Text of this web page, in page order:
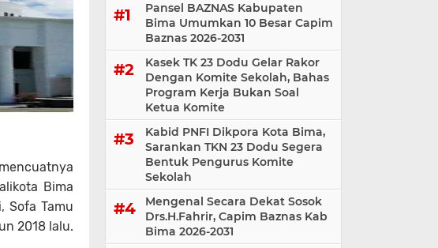
Bima
Sofa Tamu
2018 lalu.
Pansel BAZNAS Kabupaten
Bima Umumkan 10 Besar Capim
Baznas 2026-2031
Kasek TK 23 Dodu Gelar Rakor
Dengan Komite Sekolah, Bahas
Program Kerja Bukan Soal
Ketua Komite
Kabid PNFI Dikpora Kota Bima,
Sarankan TKN 23 Dodu Segera
Bentuk Pengurus Komite
Sekolah
Mengenal Secara Dekat Sosok
Drs.H.Fahrir, Capim Baznas Kab
Bima 2026-2031